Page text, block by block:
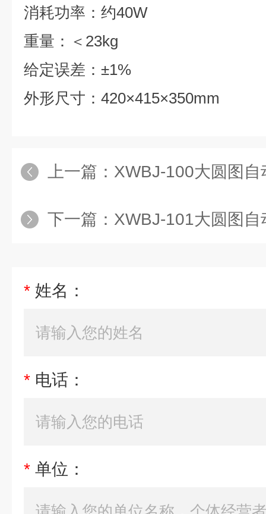
消耗功率：约40W
重量：＜23kg
给定误差：±1%
外形尺寸：420×415×350mm
上一篇： XWBJ-100大圆图
下一篇： XWBJ-101大圆图
* 姓名：
* 电话：
* 单位：